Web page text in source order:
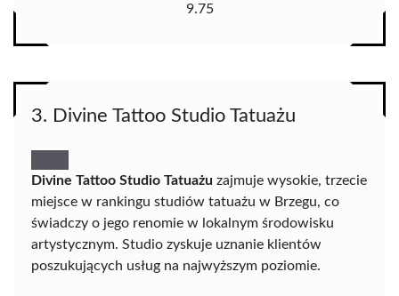
9.75
3. Divine Tattoo Studio Tatuażu
Divine Tattoo Studio Tatuażu zajmuje wysokie, trzecie
miejsce w rankingu studiów tatuażu w Brzegu, co
świadczy o jego renomie w lokalnym środowisku
artystycznym. Studio zyskuje uznanie klientów
poszukujących usług na najwyższym poziomie.